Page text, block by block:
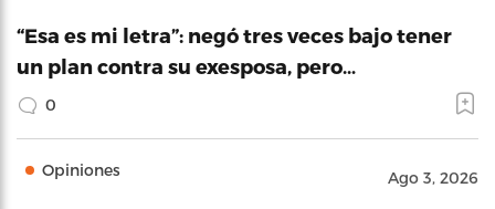
“Esa es mi letra”: negó tres veces bajo tener
un plan contra su exesposa, pero…
0
Opiniones Ago 3, 2026